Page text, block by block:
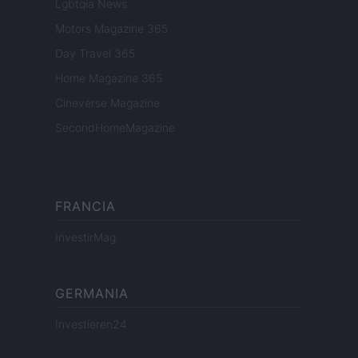
Lgbtqia News
Motors Magazine 365
Day Travel 365
Home Magazine 365
Cineverse Magazine
SecondHomeMagazine
FRANCIA
InvestirMag
GERMANIA
Investieren24